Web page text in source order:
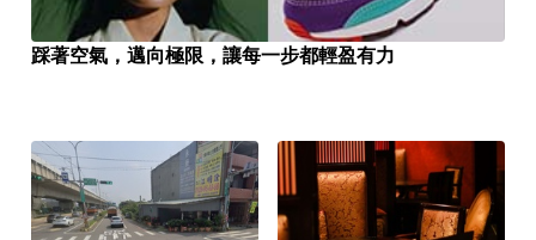
踩著空氣，邁向極限，讓每一步都輕盈有力